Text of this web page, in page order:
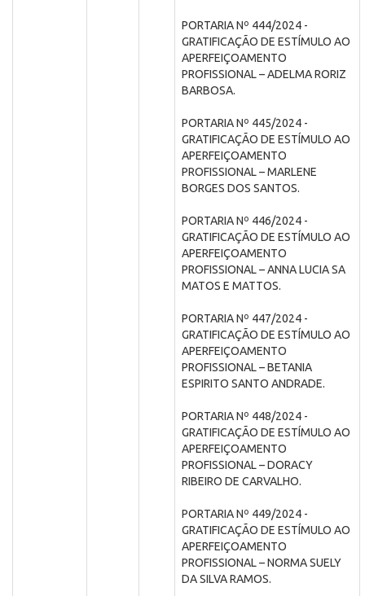
PORTARIA Nº 444/2024 -
GRATIFICAÇÃO DE ESTÍMULO AO
APERFEIÇOAMENTO
PROFISSIONAL – ADELMA RORIZ
BARBOSA.
PORTARIA Nº 445/2024 -
GRATIFICAÇÃO DE ESTÍMULO AO
APERFEIÇOAMENTO
PROFISSIONAL – MARLENE
BORGES DOS SANTOS.
PORTARIA Nº 446/2024 -
GRATIFICAÇÃO DE ESTÍMULO AO
APERFEIÇOAMENTO
PROFISSIONAL – ANNA LUCIA SA
MATOS E MATTOS.
PORTARIA Nº 447/2024 -
GRATIFICAÇÃO DE ESTÍMULO AO
APERFEIÇOAMENTO
PROFISSIONAL – BETANIA
ESPIRITO SANTO ANDRADE.
PORTARIA Nº 448/2024 -
GRATIFICAÇÃO DE ESTÍMULO AO
APERFEIÇOAMENTO
PROFISSIONAL – DORACY
RIBEIRO DE CARVALHO.
PORTARIA Nº 449/2024 -
GRATIFICAÇÃO DE ESTÍMULO AO
APERFEIÇOAMENTO
PROFISSIONAL – NORMA SUELY
DA SILVA RAMOS.